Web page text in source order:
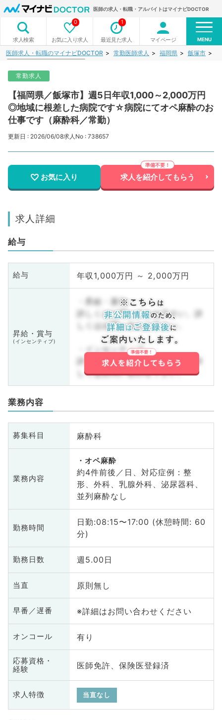
医師の求人・転職・アルバイトはマイナビDOCTOR
求人検索 お気に入り求人
0
最近見た求人
1
マイページ MENU
医師求人・転職のマイナビDOCTOR 常勤医師求人 福岡県 飯塚市
常勤求人
【福岡県／飯塚市】週5日年収1,000～2,000万円
◎地域に根差した病院です☆病院にてオペ麻酔のお
仕事です（麻酔科／常勤）
更新日 : 2026/06/08求人No : 738657
お気に入り 求人を紹介してもらう
求人詳細
給与
給与 年収1,000万円 ～ 2,000万円
昇給・賞与
(インセンティブ)
・昇給・賞与
詳しくはお問い合わせ下さい。詳
しくはお問い合わせ下さい。
・インセンティブ
詳しくはお問い合わせ下さい。詳
しくはお問い合わせ下さい。
業務内容
募集科目 麻酔科
業務内容
オペ麻酔
約4件前後／日、対応症例：整
形、外科、乳腺外科、泌尿器科、
並列麻酔なし
勤務時間
日勤:08:15〜17:00 (休憩時間: 60
分)
勤務日数 週5.00日
当直 原則無し
早番／遅番 ※詳細はお問い合わせください
オンコール 有り
応募資格・
経験
医師免許、保険医登録済
求人特徴 当直なし